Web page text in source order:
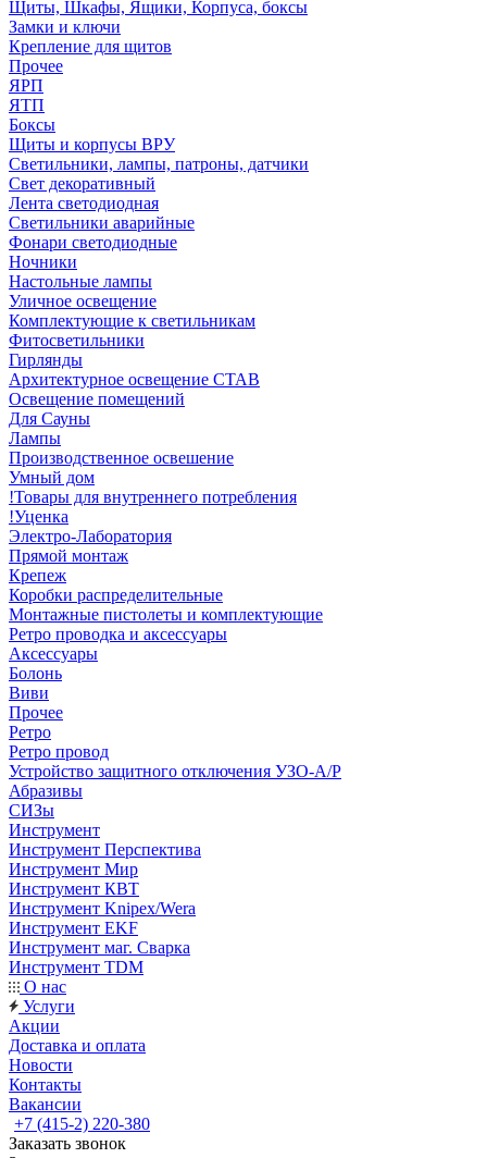
Щиты, Шкафы, Ящики, Корпуса, боксы
Замки и ключи
Крепление для щитов
Прочее
ЯРП
ЯТП
Боксы
Щиты и корпусы ВРУ
Светильники, лампы, патроны, датчики
Свет декоративный
Лента светодиодная
Светильники аварийные
Фонари светодиодные
Ночники
Настольные лампы
Уличное освещение
Комплектующие к светильникам
Фитосветильники
Гирлянды
Архитектурное освещение СТАВ
Освещение помещений
Для Сауны
Лампы
Производственное освешение
Умный дом
!Товары для внутреннего потребления
!Уценка
Электро-Лаборатория
Прямой монтаж
Крепеж
Коробки распределительные
Монтажные пистолеты и комплектующие
Ретро проводка и аксессуары
Аксессуары
Болонь
Виви
Прочее
Ретро
Ретро провод
Устройство защитного отключения УЗО-А/Р
Абразивы
СИЗы
Инструмент
Инструмент Перспектива
Инструмент Мир
Инструмент КВТ
Инструмент Knipex/Wera
Инструмент EKF
Инструмент маг. Сварка
Инструмент TDM
О нас
Услуги
Акции
Доставка и оплата
Новости
Контакты
Вакансии
+7 (415-2) 220-380
Заказать звонок